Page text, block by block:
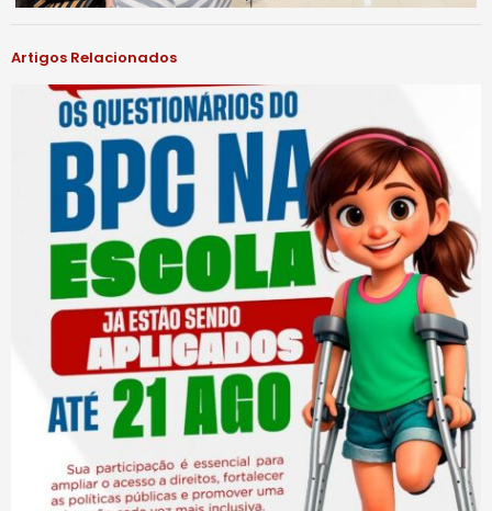
Artigos Relacionados